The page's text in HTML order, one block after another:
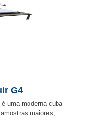
G4
uma moderna cuba
maiores,…